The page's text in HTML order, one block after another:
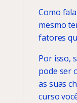
Como
mesmo
fatores
Por isso,
pode ser
as suas
curso